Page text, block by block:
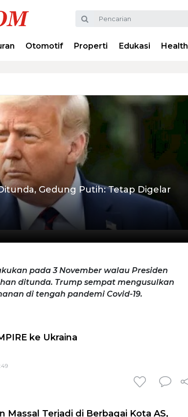
Otomotif Properti Edukasi Health
Gedung Putih: Tetap Digelar
pada 3 November walau Presiden
ditunda. Trump sempat mengusulkan
di tengah pandemi Covid-19.
ke Ukraina
Massal Terjadi di Berbagai Kota AS,